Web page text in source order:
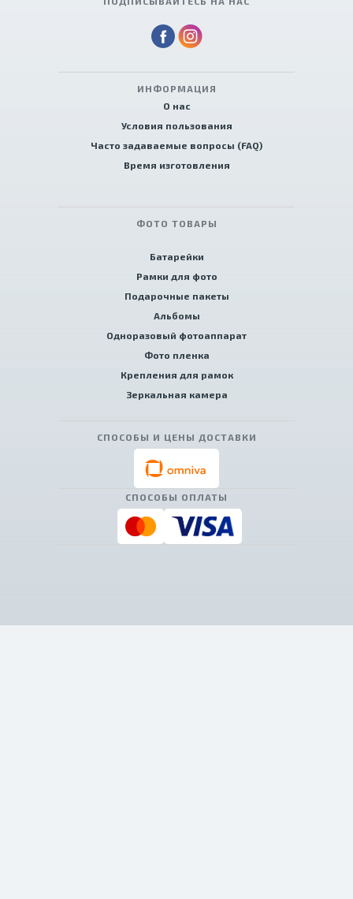
ИНФОРМАЦИЯ
О нас
Условия пользования
Часто задаваемые вопросы (FAQ)
Время изготовления
ФОТО ТОВАРЫ
Батарейки
Рамки для фото
Подарочные пакеты
Альбомы
Одноразовый фотоаппарат
Фото пленка
Крепления для рамок
Зеркальная камера
СПОСОБЫ И ЦЕНЫ ДОСТАВКИ
СПОСОБЫ ОПЛАТЫ